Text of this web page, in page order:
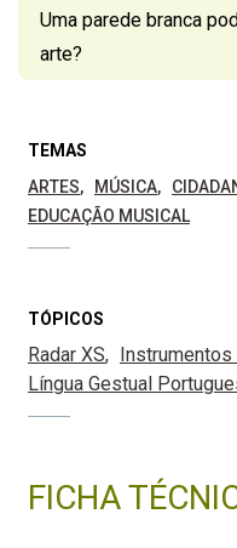
Uma parede branca
arte?
TEMAS
ARTES
MÚSICA
EDUCAÇÃO MUSICAL
TÓPICOS
Radar XS
Língua Gestual
FICHA